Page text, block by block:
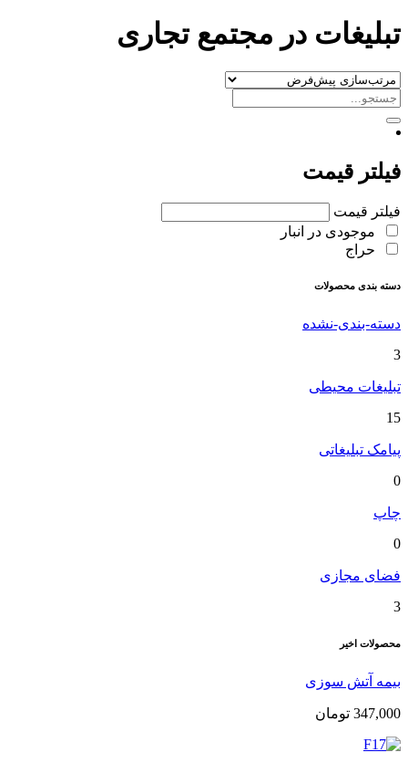
تبلیغات در مجتمع تجاری
فیلتر قیمت
فیلتر قیمت
موجودی در انبار
حراج
دسته بندی محصولات
دسته-بندی-نشده
3
تبلیغات محیطی
15
پیامک تبلیغاتی
0
چاپ
0
فضای مجازی
3
محصولات اخیر
بیمه آتش سوزی
347,000 تومان